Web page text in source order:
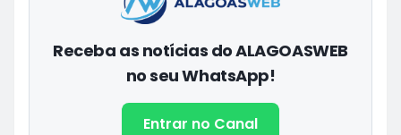
Receba as notícias do ALAGOASWEB
no seu WhatsApp!
Entrar no Canal